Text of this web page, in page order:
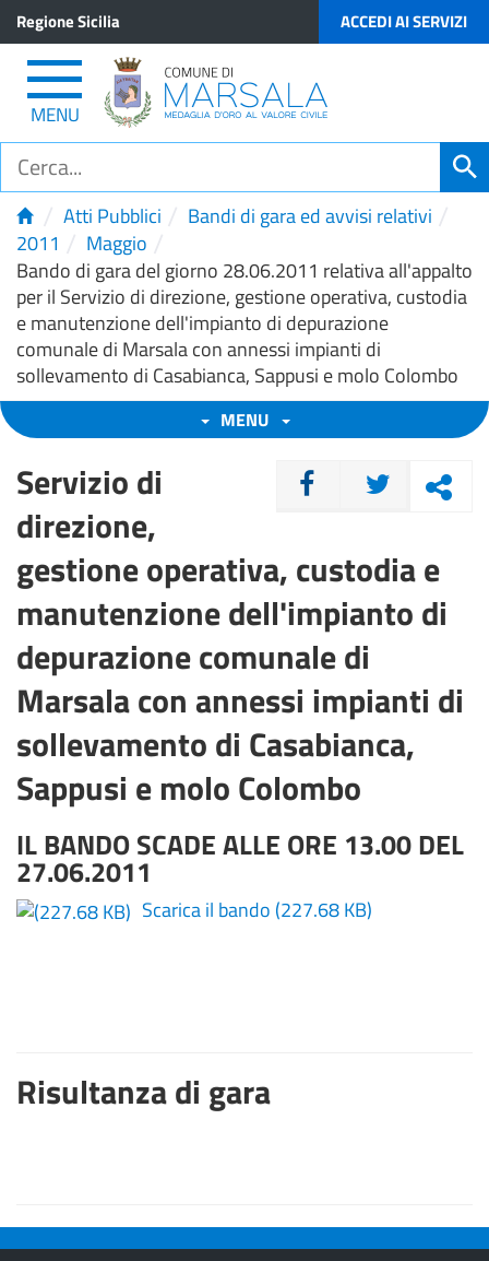
Regione Sicilia ACCEDI AI SERVIZI
MENU
Atti Pubblici Bandi di gara ed avvisi relativi
2011 Maggio
Bando di gara del giorno 28.06.2011 relativa all'appalto
per il Servizio di direzione, gestione operativa, custodia
e manutenzione dell'impianto di depurazione
comunale di Marsala con annessi impianti di
sollevamento di Casabianca, Sappusi e molo Colombo
MENU
CONDIVIDI
Servizio di
direzione,
gestione operativa, custodia e
manutenzione dell'impianto di
depurazione comunale di
Marsala con annessi impianti di
sollevamento di Casabianca,
Sappusi e molo Colombo
IL BANDO SCADE ALLE ORE 13.00 DEL
27.06.2011
Scarica il bando (227.68 KB)
Risultanza di gara